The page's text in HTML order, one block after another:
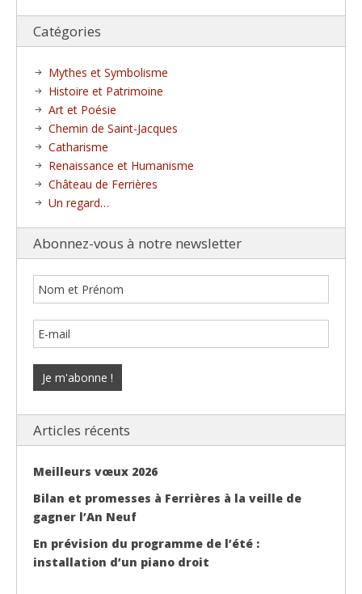
Catégories
Mythes et Symbolisme
Histoire et Patrimoine
Art et Poésie
Chemin de Saint-Jacques
Catharisme
Renaissance et Humanisme
Château de Ferrières
Un regard…
Abonnez-vous à notre newsletter
Articles récents
Meilleurs vœux 2026
Bilan et promesses à Ferrières à la veille de
gagner l’An Neuf
En prévision du programme de l’été :
installation d’un piano droit